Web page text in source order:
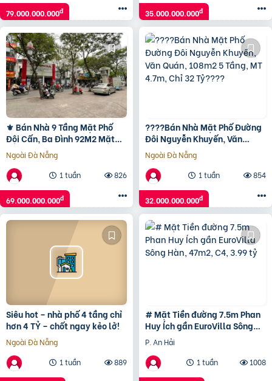
79.000.000.000đ 35.000.000.000đ
⚜️ Bán Nhà 9 Tầng Mặt Phố
Đội Cấn, Ba Đình 92M2 Mặt
Tiền 7M, Sổ A4, Chỉ 69 Tỷ ⚜️
Ngoài Đà Nẵng
1 tuần
826
69.000.000.000đ
????Bán Nhà Mặt Phố Đường
Đôi Nguyễn Khuyến, Văn
Quán, 108m2 5 Tầng, MT
4.7m, Chỉ 32 Tỷ????
Ngoài Đà Nẵng
1 tuần
854
32.000.000.000đ
Siêu hot – nhà phố 4 tầng chỉ
hơn 4 TỶ – chốt ngay kẻo lở!
Ngoài Đà Nẵng
1 tuần
889
# Mặt Tiền đường 7.5m Phan
Huy Ích gần EuroVilla Sông
Hàn, 47m2, C4, 3.99 tỷ
P. An Hải
1 tuần
1008